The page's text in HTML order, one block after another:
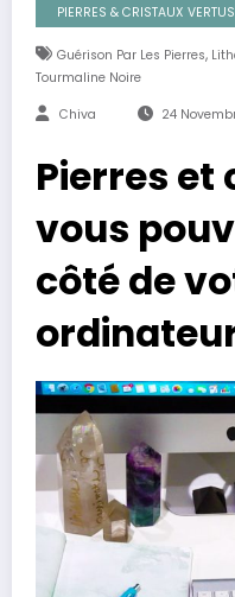
PIERRES & CRISTAUX VERTUS
Guérison Par Les Pierres,
Tourmaline Noire
Chiva 24
Pierres et
vous
côté de